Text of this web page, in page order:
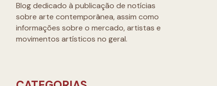
Blog dedicado à publicação de notícias
sobre arte contemporânea, assim como
informações sobre o mercado, artistas e
movimentos artísticos no geral.